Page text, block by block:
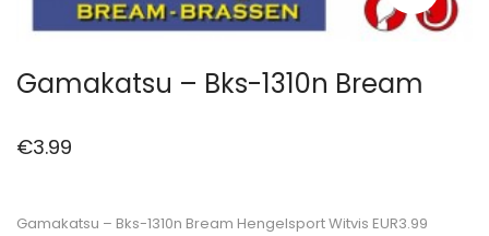
Gamakatsu – Bks-1310n Bream
€3.99
Gamakatsu – Bks-1310n Bream Hengelsport Witvis EUR3.99